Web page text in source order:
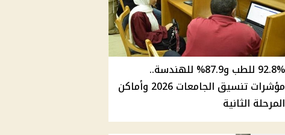
92.8% للطب و87.9% للهندسة..
مؤشرات تنسيق الجامعات 2026 وأماكن
المرحلة الثانية